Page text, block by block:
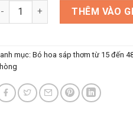
Bó hoa sáp mix hoa khô tông
THÊM VÀO
mục:Bó hoa sáp thơm từ 15 đến